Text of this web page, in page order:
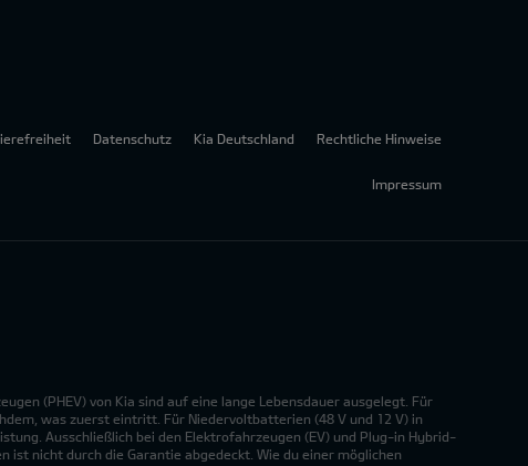
Datenschutz Kia Deutschland Rechtliche Hinweise
Impressum
(PHEV) von Kia sind auf eine lange Lebensdauer ausgelegt. Für
was zuerst eintritt. Für Niedervoltbatterien (48 V und 12 V) in
Ausschließlich bei den Elektrofahrzeugen (EV) und Plug-in Hybrid-
ist nicht durch die Garantie abgedeckt. Wie du einer möglichen